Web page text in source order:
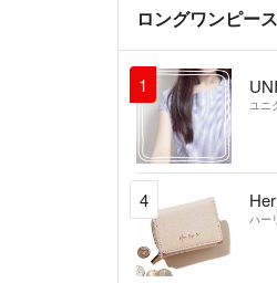
ロングワンピー
1
ユニ
4
ハー